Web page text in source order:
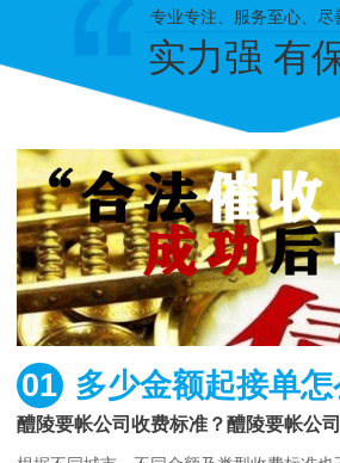
专业专注、服务至心、尽
实力强 有
01 多少金额起接单
醴陵要帐公司收费标准？醴陵要帐公